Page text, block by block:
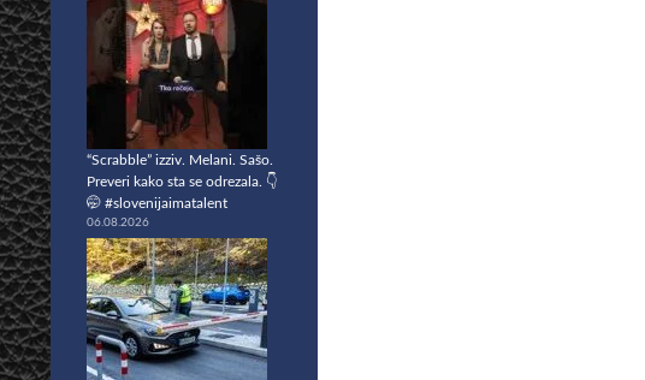
“Scrabble” izziv. Melani. Sašo.
Preveri kako sta se odrezala. 👇
🤭 #slovenijaimatalent
06.08.2026